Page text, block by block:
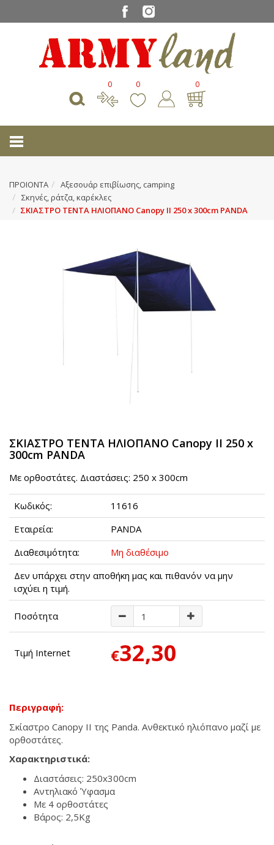
0 0 0
ΠΡΟΙΟΝΤΑ
Αξεσουάρ επιβίωσης, camping
Σκηνές, ράτζα, καρέκλες
ΣΚΙΑΣΤΡΟ ΤΕΝΤΑ ΗΛΙΟΠΑΝΟ Canopy II 250 x 300cm PANDA
ΣΚΙΑΣΤΡΟ ΤΕΝΤΑ ΗΛΙΟΠΑΝΟ Canopy II 250 x
300cm PANDA
Με ορθοστάτες. Διαστάσεις: 250 x 300cm
Κωδικός:
11616
Εταιρεία:
PANDA
Διαθεσιμότητα:
Μη διαθέσιμο
Δεν υπάρχει στην αποθήκη μας και πιθανόν να μην
ισχύει η τιμή.
Ποσότητα
Τιμή Internet €32,30
Περιγραφή:
Σκίαστρο Canopy II της Panda. Ανθεκτικό ηλιόπανο μαζί με
ορθοστάτες.
Χαρακτηριστικά:
Διαστάσεις: 250x300cm
Αντηλιακό Ύφασμα
Με 4 ορθοστάτες
Βάρος: 2,5Kg